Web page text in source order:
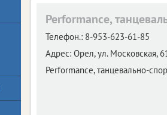
Performance,
Телефон.: 8-953-623-61-85
Адрес: Орел,ул. Московская,
Performance, танцевально-